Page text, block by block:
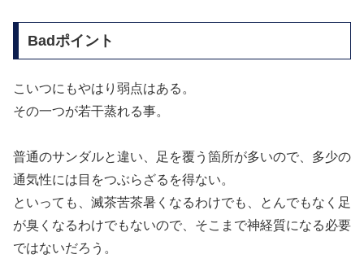
Badポイント
こいつにもやはり弱点はある。
その一つが若干蒸れる事。
普通のサンダルと違い、足を覆う箇所が多いので、多少の
通気性には目をつぶらざるを得ない。
といっても、滅茶苦茶暑くなるわけでも、とんでもなく足
が臭くなるわけでもないので、そこまで神経質になる必要
ではないだろう。